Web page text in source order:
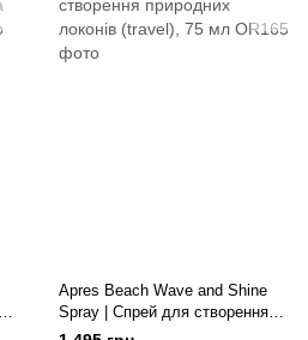
Apres Beach Wave and Shine
Spray | Спрей для створення
природних локонів (travel), 75